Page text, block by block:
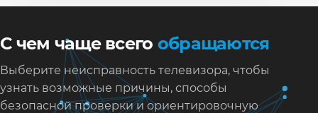
С чем чаще всего обращаются
Выберите неисправность телевизора, чтобы
узнать возможные причины, способы
безопасной проверки и ориентировочную